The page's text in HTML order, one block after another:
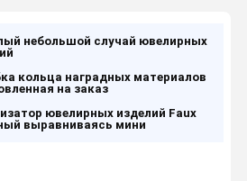
небольшой случай ювелирных
кольца наградных материалов
на заказ
ювелирных изделий Faux
выравниваясь мини